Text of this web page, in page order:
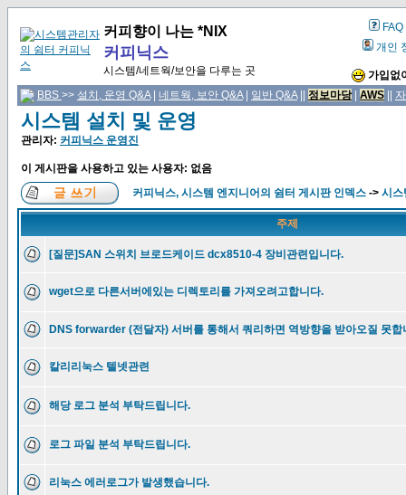
커피향이 나는 *NIX
커피닉스
시스템/네트웍/보안을 다루는 곳
FAQ
개인
가입없
BBS >> 설치, 운영 Q&A| 네트웍, 보안 Q&A| 일반 Q&A|| 정보마당| AWS
시스템 설치 및 운영
관리자: 커피닉스 운영진
이 게시판을 사용하고 있는 사용자: 없음
커피닉스, 시스템 엔지니어의 쉼터 게시판 인덱스 -> 시스
주제
[질문]SAN 스위치 브로드케이드 dcx8510-4 장비관련입니다.
wget으로 다른서버에있는 디렉토리를 가져오려고합니다.
DNS forwarder (전달자) 서버를 통해서 쿼리하면 역방향을 받아오질 못합
칼리리눅스 텔넷관련
해당 로그 분석 부탁드립니다.
로그 파일 분석 부탁드립니다.
리눅스 에러로그가 발생했습니다.